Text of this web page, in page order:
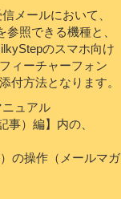
メールにおいて、
照できる機種と、
のスマホ向け
ィーチャーフォン
付方法となります。
ュアル
事）編】内の、
の操作（メールマ